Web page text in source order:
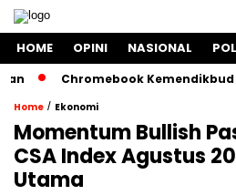
HOME OPINI NASIONAL
Chromebook Kemendikbud Jadi
Home / Ekonomi
Momentum Bullish
CSA Index Agustus
Utama